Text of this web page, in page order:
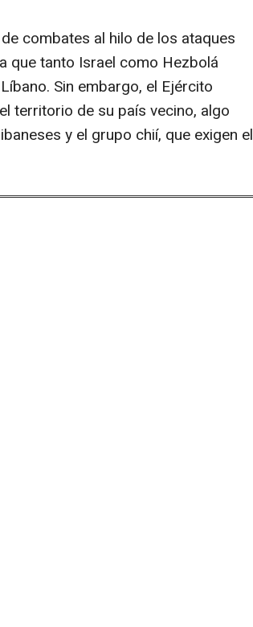
combates al hilo de los ataques
que tanto Israel como Hezbolá
Sin embargo, el Ejército
territorio de su país vecino, algo
y el grupo chií, que exigen el